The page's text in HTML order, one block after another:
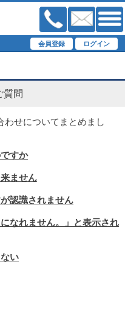
質問
せについてまとめまし
すか
ません
認識されません
なれません。」と表示され
い